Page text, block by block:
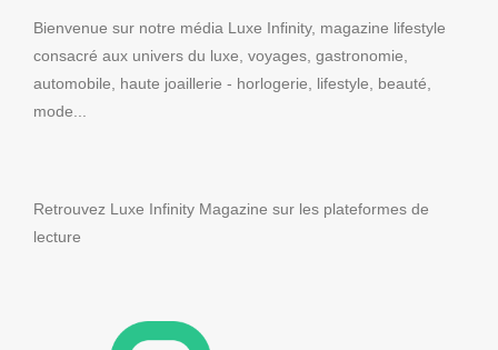
Bienvenue sur notre média Luxe Infinity, magazine lifestyle
consacré aux univers du luxe, voyages, gastronomie,
automobile, haute joaillerie - horlogerie, lifestyle, beauté,
mode...
Retrouvez Luxe Infinity Magazine sur les plateformes de
lecture